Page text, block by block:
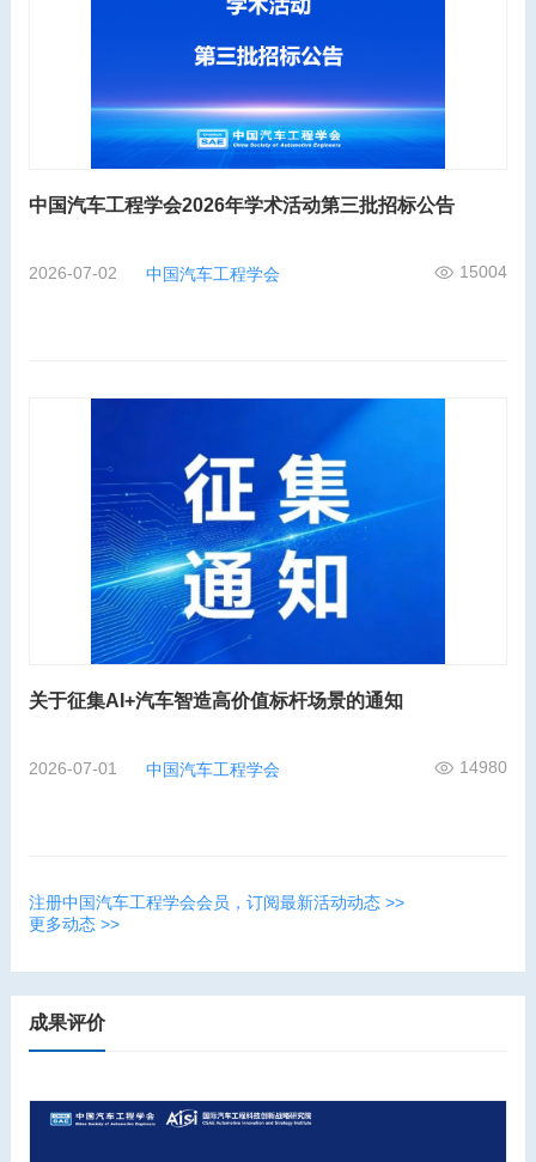
中国汽车工程学会2026年学术活动第三批招标公告
2026-07-02 中国汽车工程学会 15004
关于征集AI+汽车智造高价值标杆场景的通知
2026-07-01 中国汽车工程学会 14980
注册中国汽车工程学会会员，订阅最新活动动态 >>
更多动态 >>
成果评价